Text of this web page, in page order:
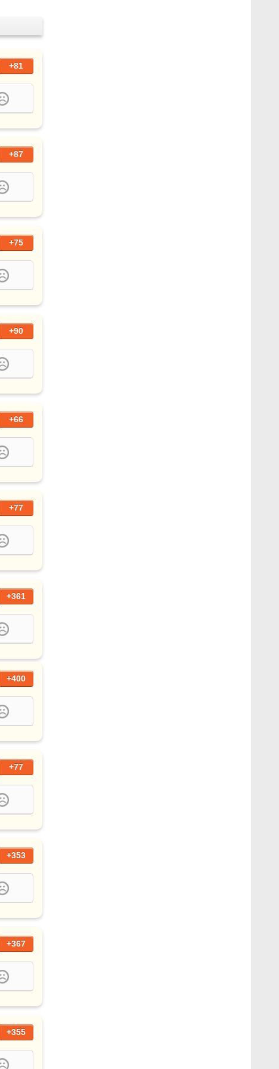
+81
+87
+75
+90
+66
+77
+361
+400
+77
+353
+367
+355